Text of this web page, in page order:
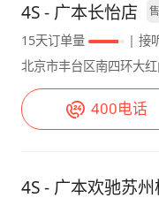
档，但它实用。座
皮的。中控台的布
置方面该有的都有
动空调这些常用
且还有主动刹车
全液晶仪表盘，同
10.2寸中控，反应
很多且大，可以放
板，看起来比较素，档
万内就能提这个尺
什么自行车。豪
够了，事实上最走量
4S - 广本长怡店
15天订单量
| 接
北京市丰台区南四环大
400电话
4S - 广本欢驰苏州